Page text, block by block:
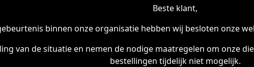
Beste klant,
binnen onze organisatie hebben wij besloten onze
van de situatie en nemen de nodige maatregelen om onze
bestellingen tijdelijk niet mogelijk.